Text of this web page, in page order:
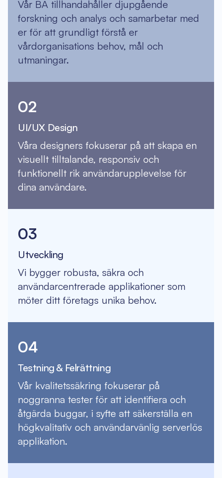
Vår BA tillhandahåller djupgående
forskning och analys och samarbetar med
er för att grundligt förstå er
vårdorganisations behov, mål och
utmaningar.
02
UI/UX Design
Våra designers fokuserar på att skapa en
visuellt tilltalande, responsiv och
funktionellt rik användarupplevelse för
dina användare.
03
Utveckling
Vi bygger robusta, säkra och
användarcentrerade applikationer som
möter ditt företags unika behov.
04
Testning & Felrättning
Vår kvalitetssäkring fokuserar på
noggranna tester för att identifiera och
åtgärda buggar, i syfte att säkerställa en
högkvalitativ och användarvänlig serverlös
applikation.